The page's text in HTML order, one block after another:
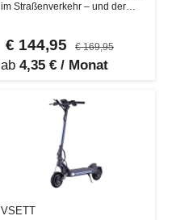
im Straßenverkehr – und der
€ 144,95 € 169,95
ab 4,35 € / Monat
VSETT